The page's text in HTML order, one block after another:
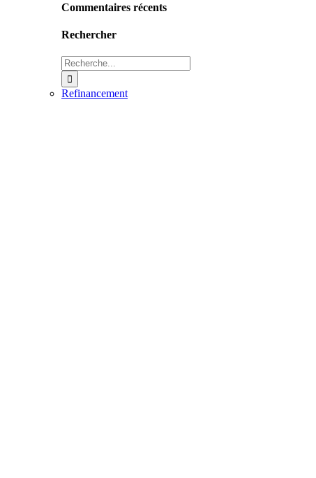
Commentaires récents
Rechercher
Rechercher:
Refinancement